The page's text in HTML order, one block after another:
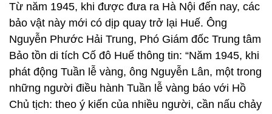
Từ năm 1945, khi được đưa ra Hà Nội đến nay, các
bảo vật này mới có dịp quay trở lại Huế. Ông
Nguyễn Phước Hải Trung, Phó Giám đốc Trung tâm
Bảo tồn di tích Cố đô Huế thông tin: “Năm 1945, khi
phát động Tuần lễ vàng, ông Nguyễn Lân, một trong
những người điều hành Tuần lễ vàng báo với Hồ
Chủ tịch: theo ý kiến của nhiều người, cần nấu chảy